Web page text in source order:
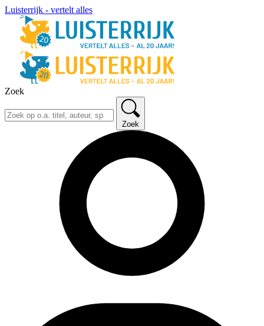
Luisterrijk - vertelt alles
Zoek
Zoek